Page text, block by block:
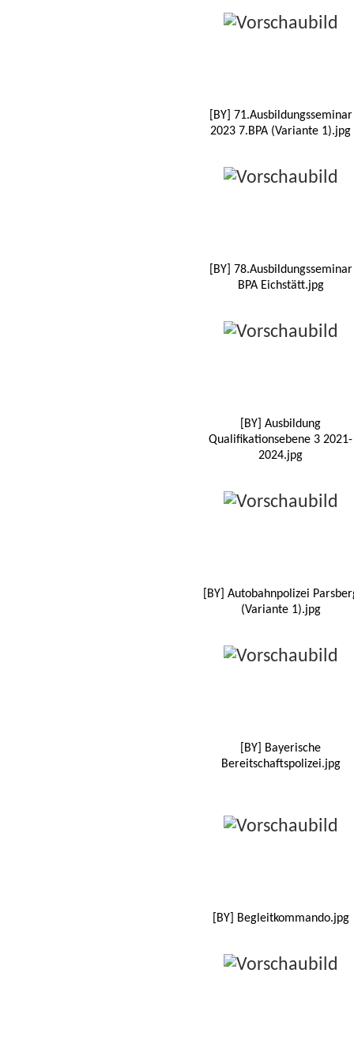
[BY] 71.Ausbildungsseminar
2023 7.BPA (Variante 1).jpg
[BY] 78.Ausbildungsseminar
BPA Eichstätt.jpg
[BY] Ausbildung
Qualifikationsebene 3 2021-
2024.jpg
[BY] Autobahnpolizei
(Variante 1).jpg
[BY] Bayerische
Bereitschaftspolizei.jpg
[BY] Begleitkommando.jpg